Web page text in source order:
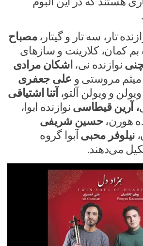
تار، سه تار و گیتار،مصباح
بم کمان، کلارینت و سازهای
نوازنده نی، اشکان مرادی
میثم مروستی و علی جعفری
و ویولن آلتو، آتنا اشتیاقی
، آرین قیطاسی نوازنده ابوا،
هورن،حسین شریفی
نیلوفر محبی آبوا گروه
می‌دهند.